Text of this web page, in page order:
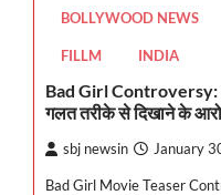
BOLLYWOOD NEWS
FILLM INDIA
Bad Girl Controversy:
गलत तरीके से दिखाने के
sbj newsin January
Bad Girl Movie Teaser